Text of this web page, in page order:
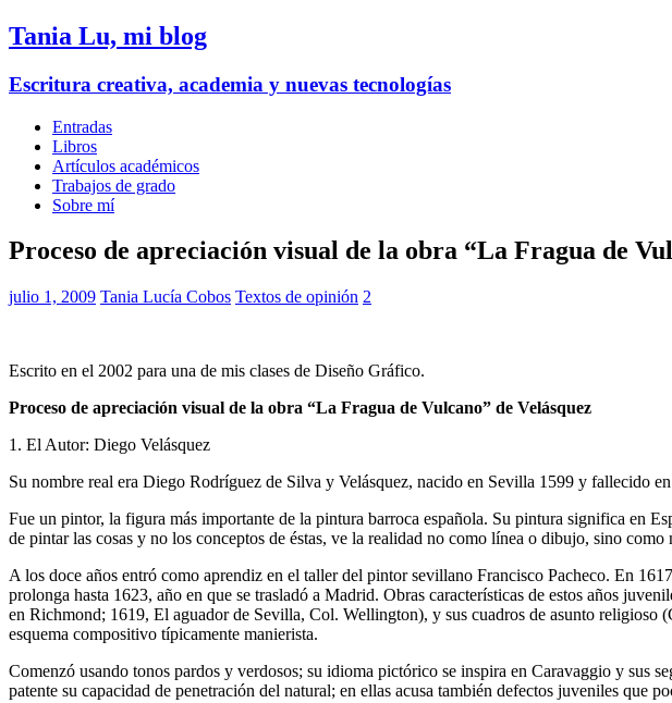
Tania Lu, mi blog
Escritura creativa, academia y nuevas tecnologías
Entradas
Libros
Artículos académicos
Trabajos de grado
Sobre mí
Proceso de apreciación visual de la obra “La Fragua de
julio 1, 2009 Tania Lucía Cobos Textos de opinión 2
Escrito en el 2002 para una de mis clases de Diseño Gráfico.
Proceso de apreciación visual de la obra “La Fragua de Vulcano” de Velásquez
1. El Autor: Diego Velásquez
Su nombre real era Diego Rodríguez de Silva y Velásquez, nacido en Sevilla 1599 y fallecido
Fue un pintor, la figura más importante de la pintura barroca española. Su pintura significa en
de pintar las cosas y no los conceptos de éstas, ve la realidad no como línea o dibujo, sino como
A los doce años entró como aprendiz en el taller del pintor sevillano Francisco Pacheco. En
prolonga hasta 1623, año en que se trasladó a Madrid. Obras características de estos años
en Richmond; 1619, El aguador de Sevilla, Col. Wellington), y sus cuadros de asunto
esquema compositivo típicamente manierista.
Comenzó usando tonos pardos y verdosos; su idioma pictórico se inspira en Caravaggio y sus
patente su capacidad de penetración del natural; en ellas acusa también defectos juveniles que